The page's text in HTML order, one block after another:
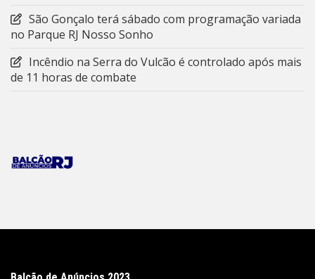
São Gonçalo terá sábado com programação variada
no Parque RJ Nosso Sonho
Incêndio na Serra do Vulcão é controlado após mais
de 11 horas de combate